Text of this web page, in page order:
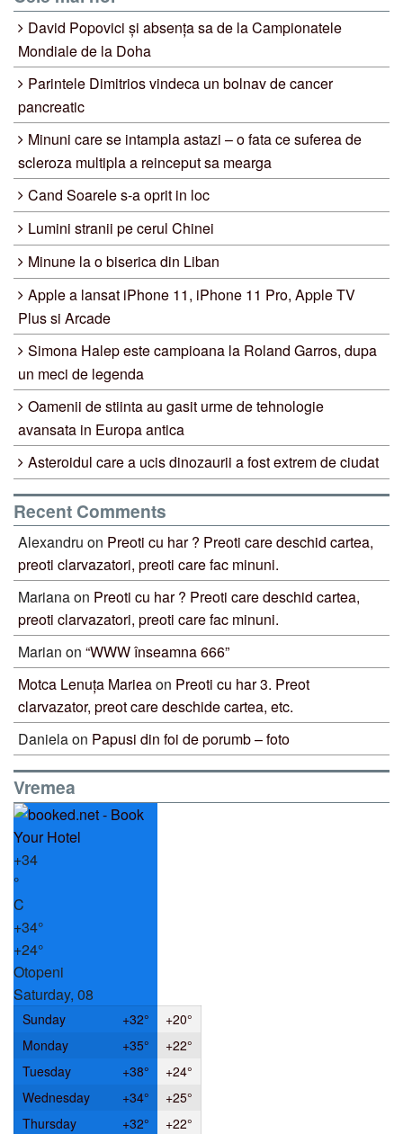
David Popovici și absența sa de la Campionatele
Mondiale de la Doha
Parintele Dimitrios vindeca un bolnav de cancer
pancreatic
Minuni care se intampla astazi – o fata ce suferea de
scleroza multipla a reinceput sa mearga
Cand Soarele s-a oprit in loc
Lumini stranii pe cerul Chinei
Minune la o biserica din Liban
Apple a lansat iPhone 11, iPhone 11 Pro, Apple TV
Plus si Arcade
Simona Halep este campioana la Roland Garros, dupa
un meci de legenda
Oamenii de stiinta au gasit urme de tehnologie
avansata in Europa antica
Asteroidul care a ucis dinozaurii a fost extrem de ciudat
Recent Comments
Alexandru on Preoti cu har ? Preoti care deschid cartea,
preoti clarvazatori, preoti care fac minuni.
Marianaon Preoti cu har ? Preoti care deschid cartea,
preoti clarvazatori, preoti care fac minuni.
Marian on “WWW înseamna 666”
Motca Lenuța Marieaon Preoti cu har 3. Preot
clarvazator, preot care deschide cartea, etc.
Danielaon Papusi din foi de porumb – foto
Vremea
+34
°
C
+34°
+24°
Otopeni
Saturday, 08
Sunday +32° +20°
Monday
+35° +22°
Tuesday
+38° +24°
Wednesday
+34° +25°
Thursday
+32° +22°